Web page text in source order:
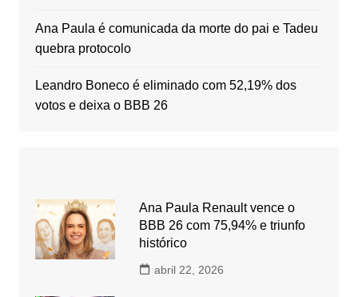
Ana Paula é comunicada da morte do pai e Tadeu
quebra protocolo
Leandro Boneco é eliminado com 52,19% dos
votos e deixa o BBB 26
Ana Paula Renault vence o
BBB 26 com 75,94% e triunfo
histórico
abril 22, 2026